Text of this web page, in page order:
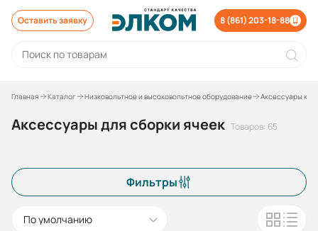
Оставить заявку 8 (861) 203-18-88
Главная Каталог Низковольтное и высоковольтное оборудование Аксессуары к
Аксессуары для сборки ячеек Товаров: 65
Фильтры
По умолчанию